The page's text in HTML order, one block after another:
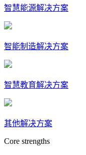
智慧能源解决方案
智能制造解决方案
智慧教育解决方案
其他解决方案
Core strengths